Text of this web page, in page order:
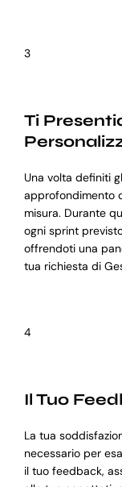
3
Ti
Una volta definiti
approfondimento
misura. Durante
ogni sprint
offrendoti una
tua richiesta di
4
Il Tuo
La tua
necessario per
il tuo feedback,